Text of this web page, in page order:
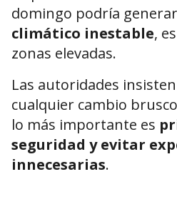
domingo podría
climático inestable,
zonas elevadas.
Las autoridades
cualquier cambio
lo más importante es
seguridad y evitar
innecesarias.